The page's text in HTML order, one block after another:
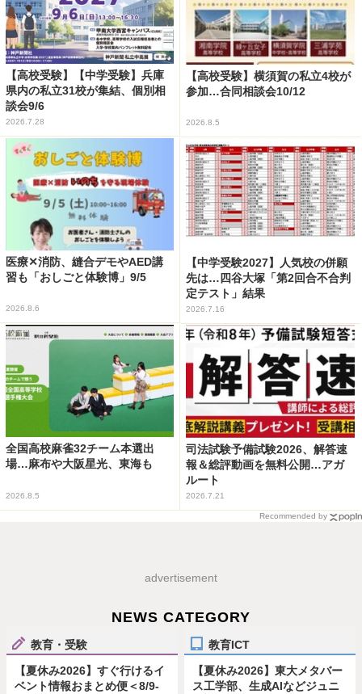
【高校受験】【中学受験】兵庫
県内の私立31校が集結、個別相
談会9/6
2026.7.28
【高校受験】横須賀の私立4校が
参加…合同相談会10/12
2026.8.5
医療✕消防、縫合デモやAED講
習も「おしごと体験博」9/5
2026.8.6
【中学受験2027】人気校の併願
先は…四谷大塚「第2回合不合判
定テスト」結果
2026.7.16
全国高校麻雀32チーム本選出
場…麻布や大阪星光、東海も
2026.8.5
司法試験予備試験2026、解答速
報＆総評動画を無料公開…アガ
ルート
2026.7.21
Recommended by
advertisement
NEWS CATEGORY
教育・受験
【夏休み2026】すぐ行けるイ
ベント情報おまとめ便＜8/9-
教育ICT
【夏休み2026】東大メタバー
ス工学部、生成AIなどジュニ